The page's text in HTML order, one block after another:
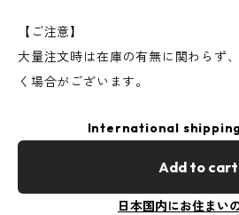
【ご注意】
大量注文時は在庫の有無に関わらず
く場合がございます。
International
Add to cart
日本国内にお住まい